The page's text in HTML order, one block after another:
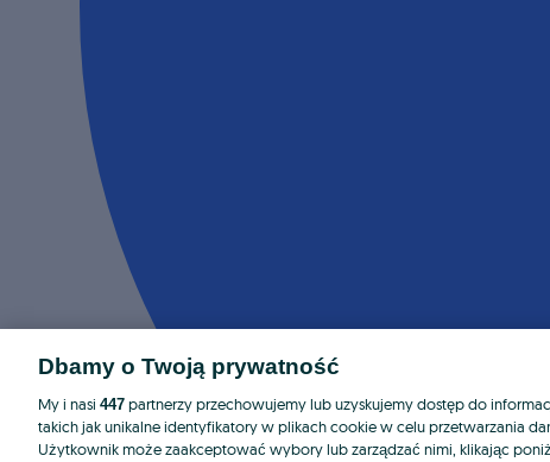
Dbamy o Twoją prywatność
My i nasi 447 partnerzy przechowujemy lub uzyskujemy dostęp do
takich jak unikalne identyfikatory w plikach cookie w celu przetwarzania
Użytkownik może zaakceptować wybory lub zarządzać nimi, klikając